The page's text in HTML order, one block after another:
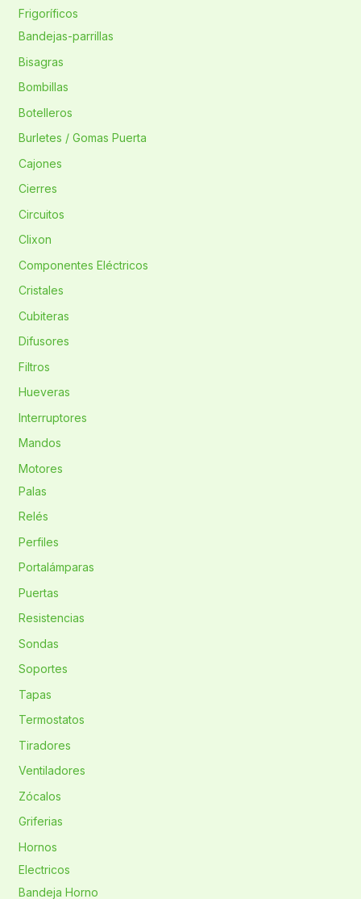
Frigoríficos
Bandejas-parrillas
Bisagras
Bombillas
Botelleros
Burletes / Gomas Puerta
Cajones
Cierres
Circuitos
Clixon
Componentes Eléctricos
Cristales
Cubiteras
Difusores
Filtros
Hueveras
Interruptores
Mandos
Motores
Palas
Relés
Perfiles
Portalámparas
Puertas
Resistencias
Sondas
Soportes
Tapas
Termostatos
Tiradores
Ventiladores
Zócalos
Griferias
Hornos
Electricos
Bandeja Horno